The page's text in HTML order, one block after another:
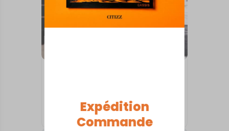
Expédition
Commande
de la capitale britannique
À partir de50,00